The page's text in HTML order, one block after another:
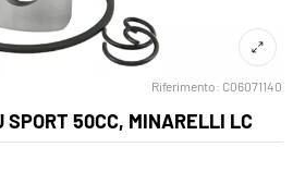
Riferimento: C06071140
50CC, MINARELLI LC